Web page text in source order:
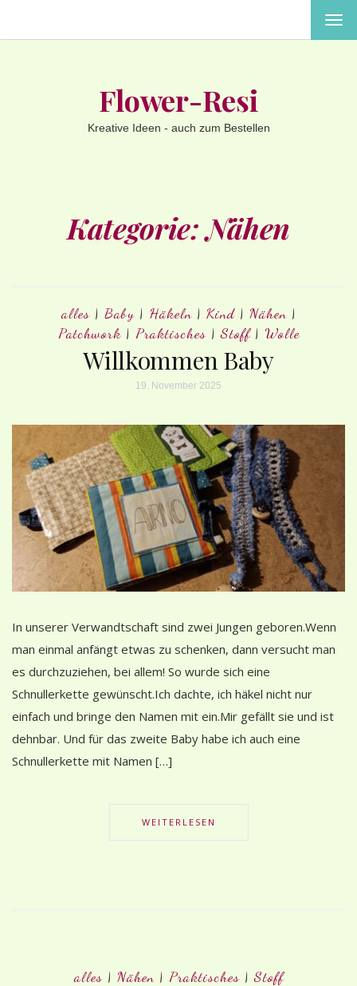
Flower-Resi
Kreative Ideen - auch zum Bestellen
Kategorie:Nähen
alles| Baby| Häkeln| Kind| Nähen|
Patchwork| Praktisches|Stoff| Wolle
Willkommen Baby
19. November 2025
In unserer Verwandtschaft sind zwei Jungen geboren.Wenn
man einmal anfängt etwas zu schenken, dann versucht man
es durchzuziehen, bei allem! So wurde sich eine
Schnullerkette gewünscht.Ich dachte, ich häkel nicht nur
einfach und bringe den Namen mit ein.Mir gefällt sie und ist
dehnbar. Und für das zweite Baby habe ich auch eine
Schnullerkette mit Namen […]
WEITERLESEN
alles| Nähen| Praktisches|Stoff